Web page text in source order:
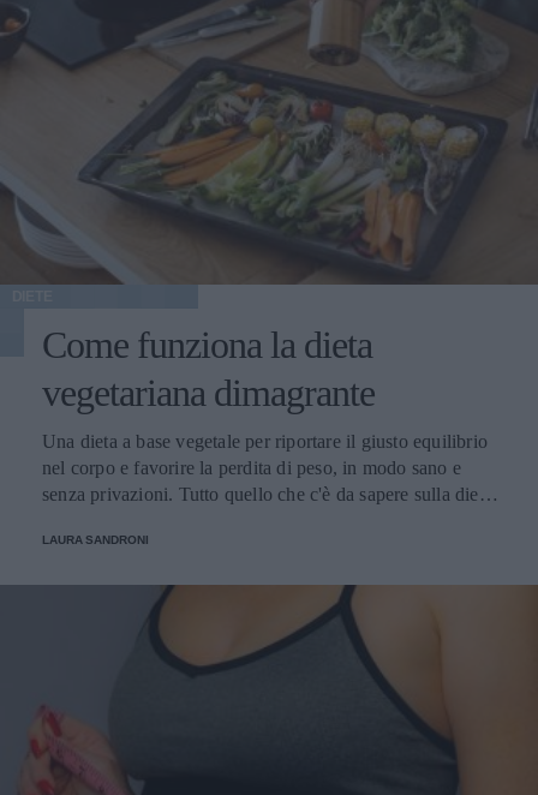
Come funziona la dieta
vegetariana dimagrante
Una dieta a base vegetale per riportare il giusto equilibrio
nel corpo e favorire la perdita di peso, in modo sano e
senza privazioni. Tutto quello che c'è da sapere sulla dieta
LAURA SANDRONI